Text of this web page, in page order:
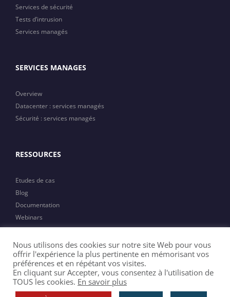
Services de sécurité
Tests d’intrusion
Services managés
SERVICES MANAGES
Overview
Datacenter : services managés
Sécurité : services managés
RESSOURCES
Etudes de cas
Blog
Documentation
Webinars
Actualités
Copyright 2023 MTI | All Rights Reserved
Nous utilisons des cookies sur notre site Web pour vous
offrir l'expérience la plus pertinente en mémorisant vos
préférences et en répétant vos visites.
En cliquant sur Accepter, vous consentez à l'utilisation de
TOUS les cookies. En savoir plus